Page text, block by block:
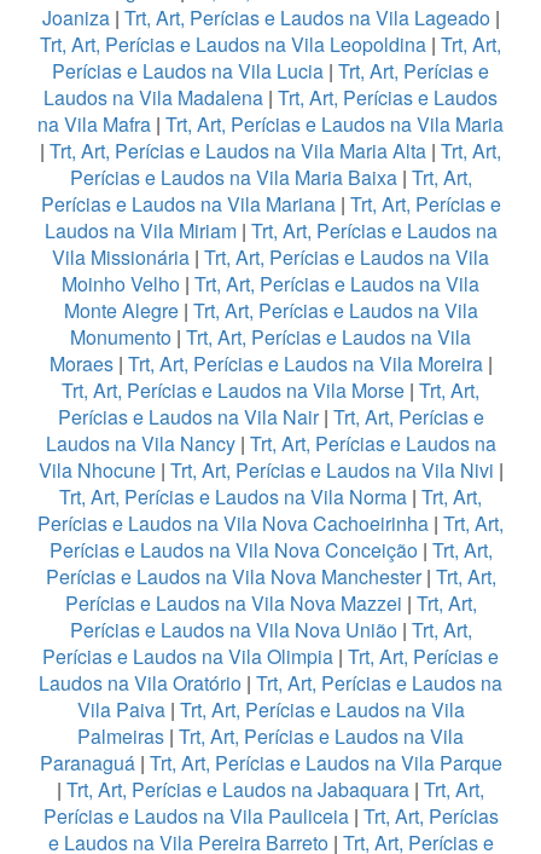
Joaniza| Trt, Art, Perícias e Laudos na Vila Lageado|
Trt, Art, Perícias e Laudos na Vila Leopoldina | Trt, Art,
Perícias e Laudos na Vila Lucia | Trt, Art, Perícias e
Laudos na Vila Madalena | Trt, Art, Perícias e Laudos
na Vila Mafra | Trt, Art, Perícias e Laudos na Vila Maria
| Trt, Art, Perícias e Laudos na Vila Maria Alta | Trt, Art,
Perícias e Laudos na Vila Maria Baixa| Trt, Art,
Perícias e Laudos na Vila Mariana| Trt, Art, Perícias e
Laudos na Vila Miriam| Trt, Art, Perícias e Laudos na
Vila Missionária | Trt, Art, Perícias e Laudos na Vila
Moinho Velho | Trt, Art, Perícias e Laudos na Vila
Monte Alegre| Trt, Art, Perícias e Laudos na Vila
Monumento | Trt, Art, Perícias e Laudos na Vila
Moraes| Trt, Art, Perícias e Laudos na Vila Moreira|
Trt, Art, Perícias e Laudos na Vila Morse | Trt, Art,
Perícias e Laudos na Vila Nair| Trt, Art, Perícias e
Laudos na Vila Nancy| Trt, Art, Perícias e Laudos na
Vila Nhocune| Trt, Art, Perícias e Laudos na Vila Nivi |
Trt, Art, Perícias e Laudos na Vila Norma | Trt, Art,
Perícias e Laudos na Vila Nova Cachoeirinha | Trt, Art,
Perícias e Laudos na Vila Nova Conceição| Trt, Art,
Perícias e Laudos na Vila Nova Manchester| Trt, Art,
Perícias e Laudos na Vila Nova Mazzei | Trt, Art,
Perícias e Laudos na Vila Nova União| Trt, Art,
Perícias e Laudos na Vila Olimpia | Trt, Art, Perícias e
Laudos na Vila Oratório | Trt, Art, Perícias e Laudos na
Vila Paiva| Trt, Art, Perícias e Laudos na Vila
Palmeiras | Trt, Art, Perícias e Laudos na Vila
Paranaguá| Trt, Art, Perícias e Laudos na Vila Parque
| Trt, Art, Perícias e Laudos na Jabaquara | Trt, Art,
Perícias e Laudos na Vila Pauliceia| Trt, Art, Perícias
e Laudos na Vila Pereira Barreto| Trt, Art, Perícias e